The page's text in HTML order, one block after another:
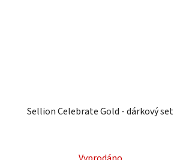
Sellion Celebrate Gold - dárkový set